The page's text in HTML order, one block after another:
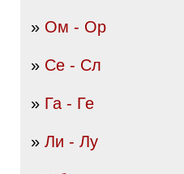
» Ом - Ор
» Се - Сл
» Га - Ге
» Ли - Лу